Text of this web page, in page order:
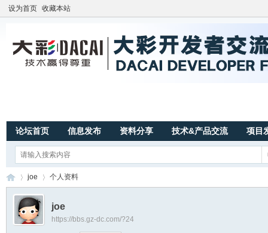
设为首页 收藏本站
论坛首页 信息发布 资料分享 技术&产品交流 项目
›
joe
›
个人资料
joe
https://bbs.gz-dc.com/?24